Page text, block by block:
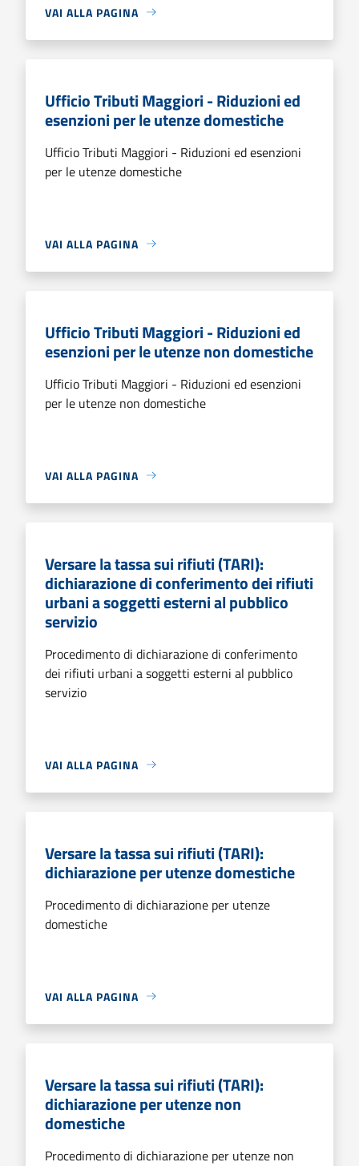
VAI ALLA PAGINA
Ufficio Tributi Maggiori - Riduzioni ed
esenzioni per le utenze domestiche
Ufficio Tributi Maggiori - Riduzioni ed esenzioni
per le utenze domestiche
VAI ALLA PAGINA
Ufficio Tributi Maggiori - Riduzioni ed
esenzioni per le utenze non domestiche
Ufficio Tributi Maggiori - Riduzioni ed esenzioni
per le utenze non domestiche
VAI ALLA PAGINA
Versare la tassa sui rifiuti (TARI):
dichiarazione di conferimento dei rifiuti
urbani a soggetti esterni al pubblico
servizio
Procedimento di dichiarazione di conferimento
dei rifiuti urbani a soggetti esterni al pubblico
servizio
VAI ALLA PAGINA
Versare la tassa sui rifiuti (TARI):
dichiarazione per utenze domestiche
Procedimento di dichiarazione per utenze
domestiche
VAI ALLA PAGINA
Versare la tassa sui rifiuti (TARI):
dichiarazione per utenze non
domestiche
Procedimento di dichiarazione per utenze non